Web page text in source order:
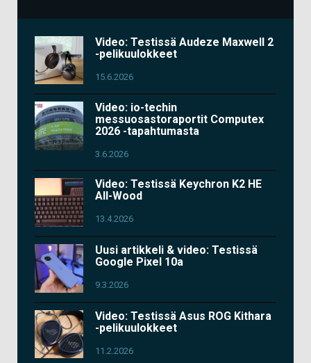
Video: Testissä Audeze Maxwell 2
-pelikuulokkeet
15.6.2026
Video: io-techin
messuosastoraportit Computex
2026 -tapahtumasta
3.6.2026
Video: Testissä Keychron K2 HE
All-Wood
13.4.2026
Uusi artikkeli & video: Testissä
Google Pixel 10a
9.3.2026
Video: Testissä Asus ROG Kithara
-pelikuulokkeet
11.2.2026